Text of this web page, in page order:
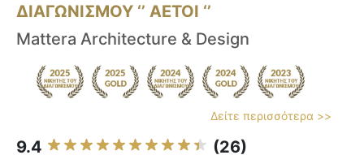
ΔΙΑΓΩΝΙΣΜΟΥ ‘’ ΑΕΤΟΙ ‘’
Mattera Architecture & Design
Δείτε περισσότερα >>
9.4 (26)